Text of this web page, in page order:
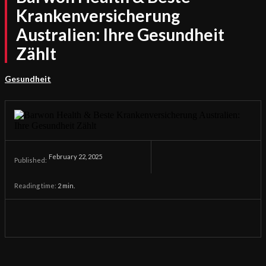
Krankenversicherung
Australien: Ihre Gesundheit
Zählt
Gesundheit
Published: February 22, 2025
Reading time: 2 min.